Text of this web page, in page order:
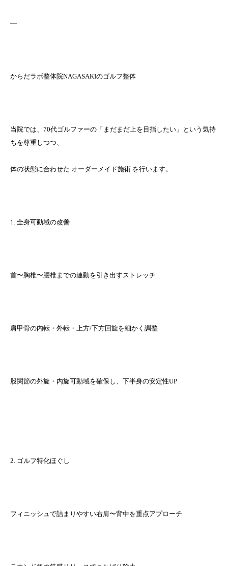
—
からだラボ整体院NAGASAKIのゴルフ整体
当院では、70代ゴルファーの「まだまだ上を目指したい」という気持
ちを尊重しつつ、
体の状態に合わせた オーダーメイド施術 を行います。
1. 全身可動域の改善
首〜胸椎〜腰椎までの連動を引き出すストレッチ
肩甲骨の内転・外転・上方/下方回旋を細かく調整
股関節の外旋・内旋可動域を確保し、下半身の安定性UP
2. ゴルフ特化ほぐし
フィニッシュで詰まりやすい右肩〜背中を重点アプローチ